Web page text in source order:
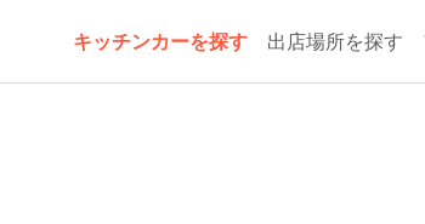
キッチンカーを探す 出店場所を探す